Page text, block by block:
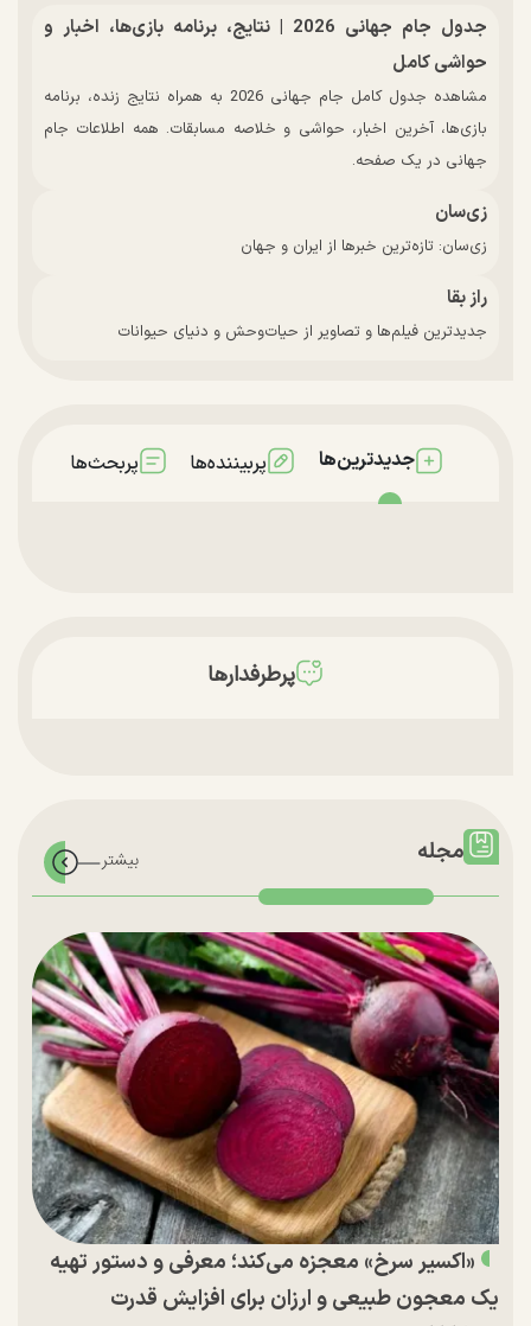
جدول جام جهانی 2026 | نتایج، برنامه بازی‌ها، اخبار و
حواشی کامل
مشاهده جدول کامل جام جهانی 2026 به همراه نتایج زنده، برنامه
بازی‌ها، آخرین اخبار، حواشی و خلاصه مسابقات. همه اطلاعات جام
جهانی در یک صفحه.
زی‌سان
زی‌سان: تازه‌ترین خبرها از ایران و جهان
راز بقا
جدیدترین فیلم‌ها و تصاویر از حیات‌وحش و دنیای حیوانات
جدیدترین‌ها پربیننده‌ها پربحث‌ها
پرطرفدارها
مجله
«اکسیر سرخ» معجزه می‌کند؛ معرفی و دستور تهیه
یک معجون طبیعی و ارزان برای افزایش قدرت